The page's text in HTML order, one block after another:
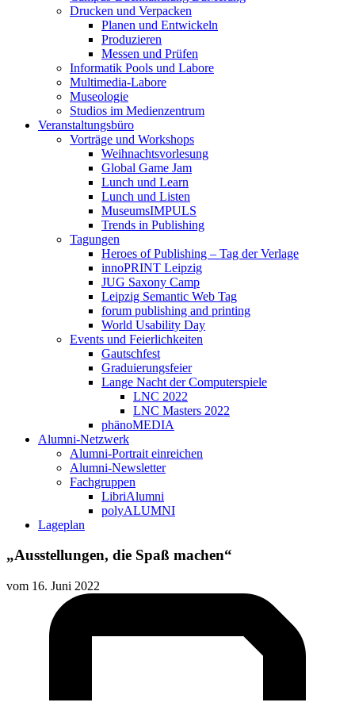
Drucken und Verpacken
Planen und Entwickeln
Produzieren
Messen und Prüfen
Informatik Pools und Labore
Multimedia-Labore
Museologie
Studios im Medienzentrum
Veranstaltungsbüro
Vorträge und Workshops
Weihnachtsvorlesung
Global Game Jam
Lunch und Learn
Lunch und Listen
MuseumsIMPULS
Trends in Publishing
Tagungen
Heroes of Publishing – Tag der Verlage
innoPRINT Leipzig
JUG Saxony Camp
Leipzig Semantic Web Tag
forum publishing and printing
World Usability Day
Events und Feierlichkeiten
Gautschfest
Graduierungsfeier
Lange Nacht der Computerspiele
LNC 2022
LNC Masters 2022
phänoMEDIA
Alumni-Netzwerk
Alumni-Portrait einreichen
Alumni-Newsletter
Fachgruppen
LibriAlumni
polyALUMNI
Lageplan
„Ausstellungen, die Spaß machen“
vom 16. Juni 2022